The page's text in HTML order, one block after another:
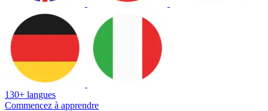
130+ langues
Commencez à apprendre